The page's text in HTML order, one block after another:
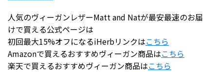
人気のヴィーガンレザーMatt and Natが最安最速のお届
けで買える公式ページは
初回最大15%オフになるiHerbリンクはこちら
Amazonで買えるおすすめヴィーガン商品はこちら
楽天で買えるおすすめヴィーガン商品はこちら